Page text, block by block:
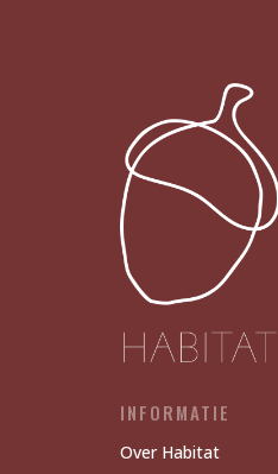
aantal
INFORMATIE
Over Habitat